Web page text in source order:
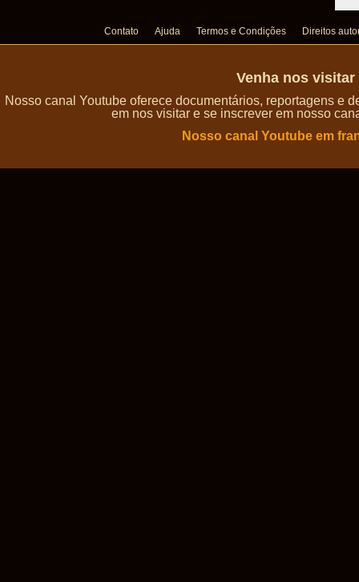
Contato Ajuda Termos e Condições Direitos
Venha nos
Nosso canal Youtube oferece documentários, reportagens e
em nos visitar e se inscrever em nosso
Nosso canal Youtube em